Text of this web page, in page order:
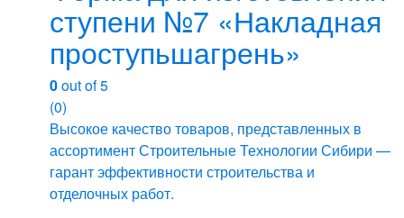
ступени №7 «Накладная
проступьшагрень»
0out of 5
(0)
Высокое качество товаров, представленных в
ассортимент Строительные Технологии Сибири —
гарант эффективности строительства и
отделочных работ.